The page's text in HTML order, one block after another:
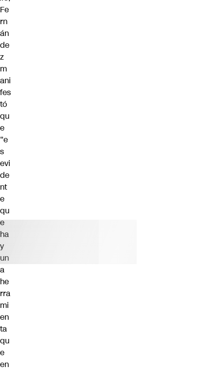
Fe
rn
án
de
z
m
ani
fes
tó
qu
e
“e
s
evi
de
nt
e
qu
e
ha
y
un
a
he
rra
mi
en
ta
qu
e
en